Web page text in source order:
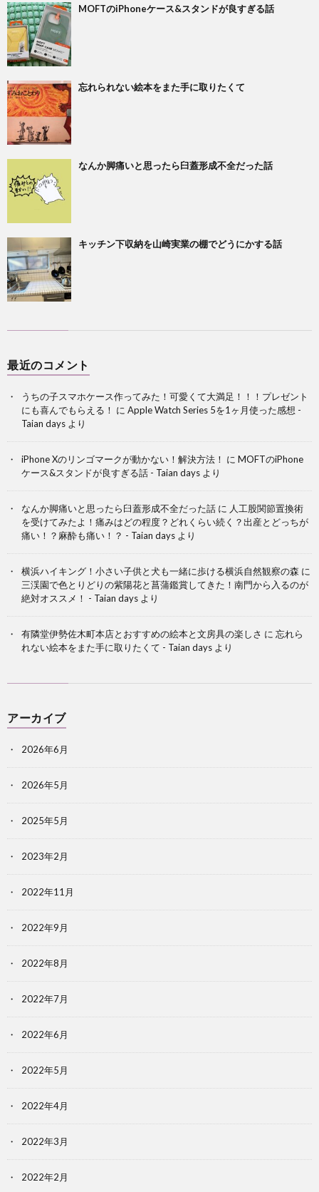
MOFTのiPhoneケース&スタンドが良すぎる話
忘れられない絵本をまた手に取りたくて
なんか脚痛いと思ったら臼蓋形成不全だった話
キッチン下収納を山崎実業の棚でどうにかする話
最近のコメント
うちの子スマホケース作ってみた！可愛くて大満足！！！プレゼント
にも喜んでもらえる！ に Apple Watch Series 5を1ヶ月使った感想 -
Taian days より
iPhone Xのリンゴマークが動かない！解決方法！ に MOFTのiPhone
ケース&スタンドが良すぎる話 - Taian days より
なんか脚痛いと思ったら臼蓋形成不全だった話 に 人工股関節置換術
を受けてみたよ！痛みはどの程度？どれくらい続く？出産とどっちが
痛い！？麻酔も痛い！？ - Taian days より
横浜ハイキング！小さい子供と犬も一緒に歩ける横浜自然観察の森 に
三渓園で色とりどりの紫陽花と菖蒲鑑賞してきた！南門から入るのが
絶対オススメ！ - Taian days より
有隣堂伊勢佐木町本店とおすすめの絵本と文房具の楽しさ に 忘れら
れない絵本をまた手に取りたくて - Taian days より
アーカイブ
2026年6月
2026年5月
2025年5月
2023年2月
2022年11月
2022年9月
2022年8月
2022年7月
2022年6月
2022年5月
2022年4月
2022年3月
2022年2月